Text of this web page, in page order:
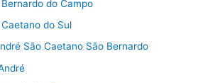
do Campo
do Sul
São Caetano São Bernardo